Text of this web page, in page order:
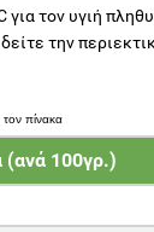
για τον υγιή
την
(ανά 100γρ.)